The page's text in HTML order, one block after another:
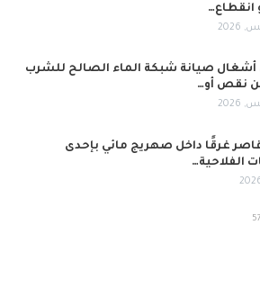
أشغال صيانة شبكة الماء الصالح للشرب
نقص أو…
غرقًا داخل صهريج مائي بإحدى
الفلاحية…